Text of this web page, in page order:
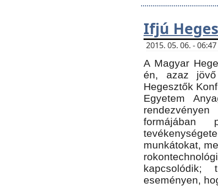
Ifjú
2015. 05. 06. -
A Magyar
én, azaz
Hegesztők
Egyetem
formájában
munkátokat,
eseményen,